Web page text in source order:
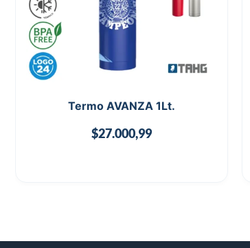
Termo AVANZA 1Lt.
$27.000,99